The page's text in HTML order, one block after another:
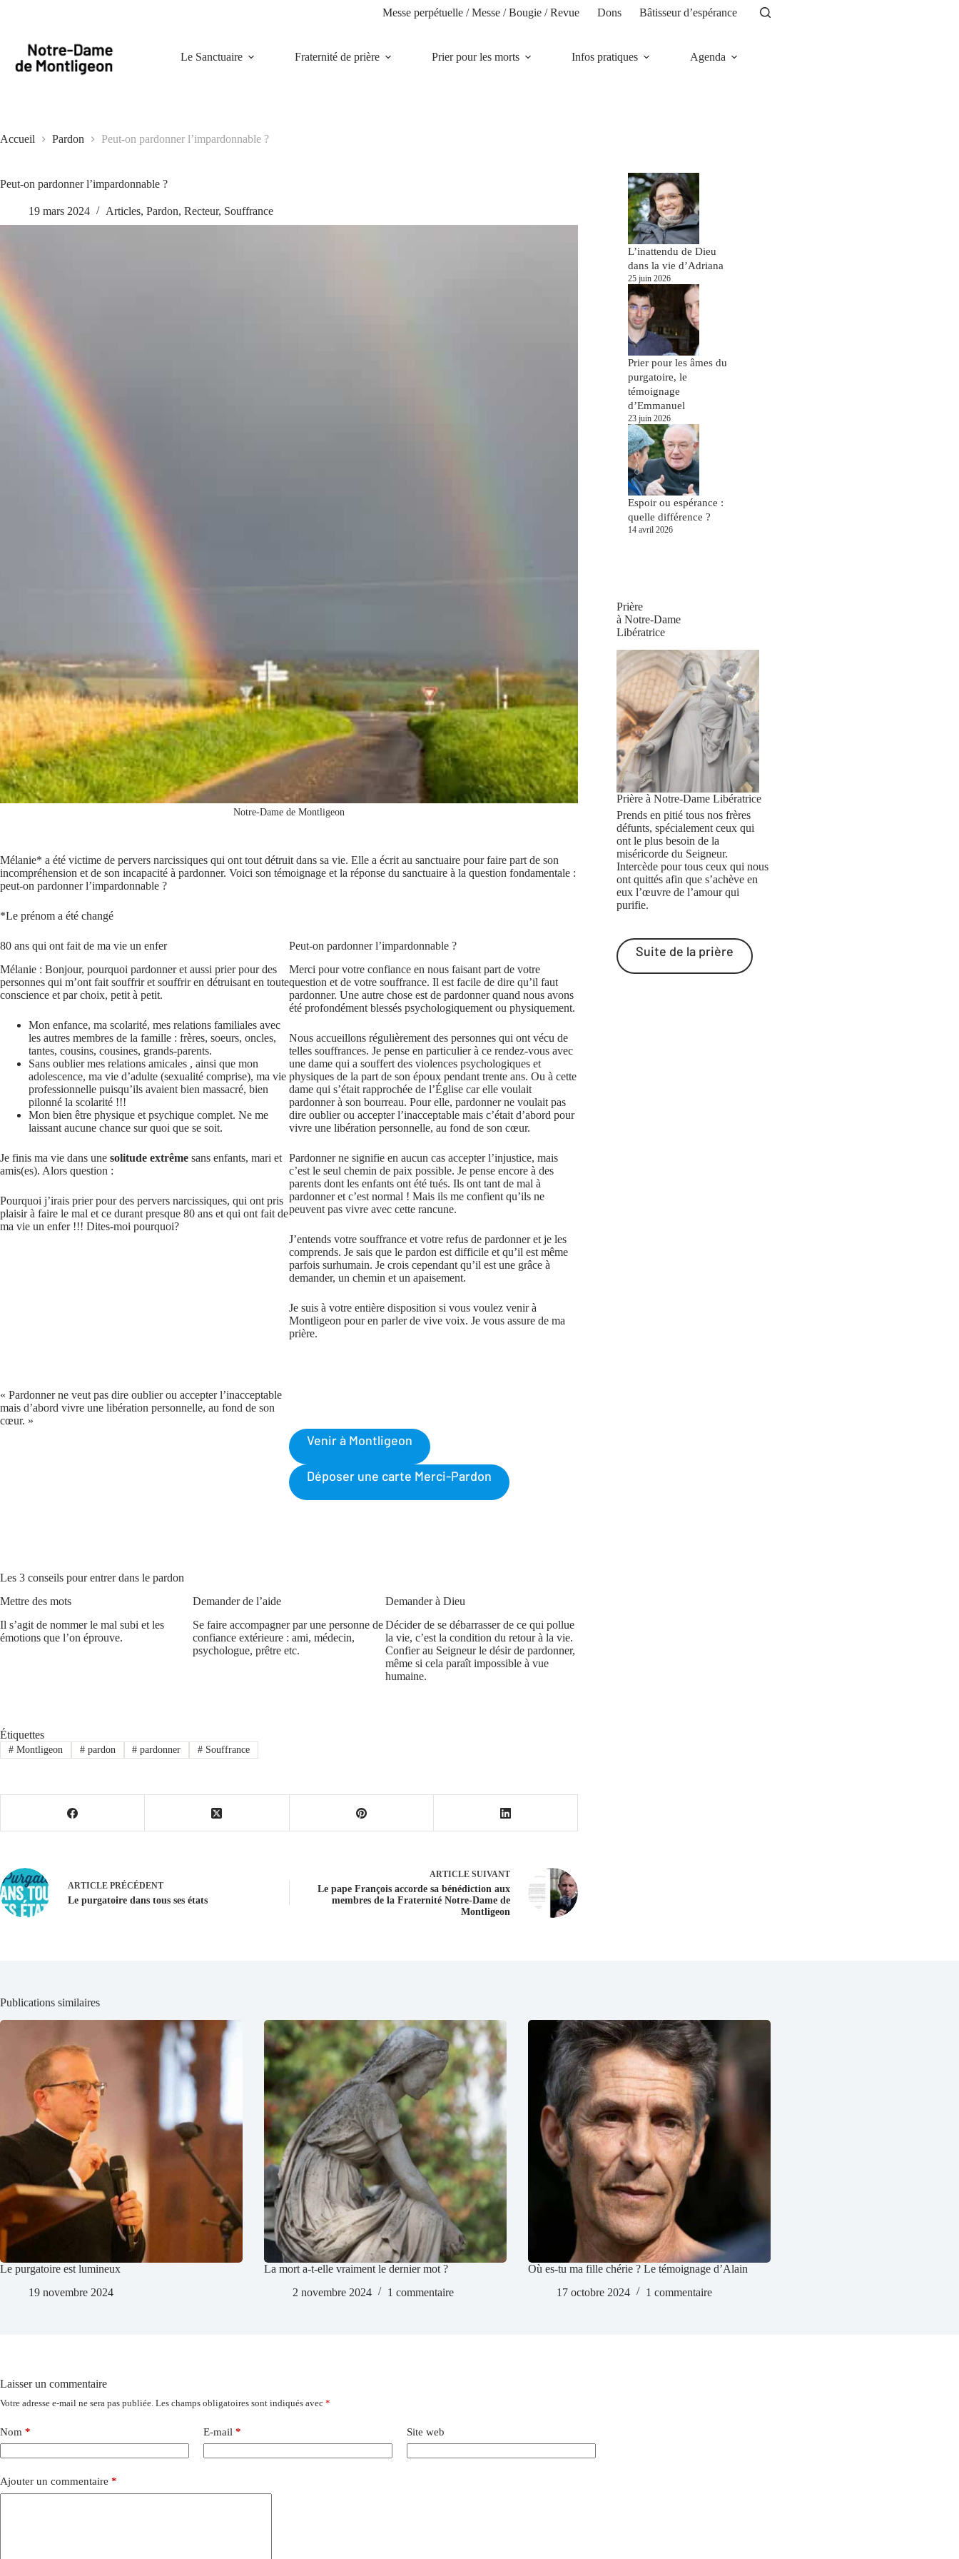
Messe perpétuelle / Messe / Bougie / Revue Dons Bâtisseur d’espérance
Le Sanctuaire Fraternité de prière Prier pour les morts Infos pratiques Agenda
Accueil Pardon Peut-on pardonner l’impardonnable ?
Peut-on pardonner l’impardonnable ?
19 mars 2024 Articles, Pardon, Recteur, Souffrance
Notre-Dame de Montligeon
Mélanie* a été victime de pervers narcissiques qui ont tout détruit dans sa vie. Elle a écrit au sanctuaire pour faire part de son
incompréhension et de son incapacité à pardonner. Voici son témoignage et la réponse du sanctuaire à la question fondamentale :
peut-on pardonner l’impardonnable ?
*Le prénom a été changé
80 ans qui ont fait de ma vie un enfer
Mélanie : Bonjour, pourquoi pardonner et aussi prier pour des
personnes qui m’ont fait souffrir et souffrir en détruisant en toute
conscience et par choix, petit à petit.
Mon enfance, ma scolarité, mes relations familiales avec
les autres membres de la famille : frères, soeurs, oncles,
tantes, cousins, cousines, grands-parents.
Sans oublier mes relations amicales , ainsi que mon
adolescence, ma vie d’adulte (sexualité comprise), ma vie
professionnelle puisqu’ils avaient bien massacré, bien
pilonné la scolarité !!!
Mon bien être physique et psychique complet. Ne me
laissant aucune chance sur quoi que se soit.
Je finis ma vie dans une solitude extrême sans enfants, mari et
amis(es). Alors question :
Pourquoi j’irais prier pour des pervers narcissiques, qui ont pris
plaisir à faire le mal et ce durant presque 80 ans et qui ont fait de
ma vie un enfer !!! Dites-moi pourquoi?
« Pardonner ne veut pas dire oublier ou accepter l’inacceptable
mais d’abord vivre une libération personnelle, au fond de son
cœur. »
Peut-on pardonner l’impardonnable ?
Merci pour votre confiance en nous faisant part de votre
question et de votre souffrance. Il est facile de dire qu’il faut
pardonner. Une autre chose est de pardonner quand nous avons
été profondément blessés psychologiquement ou physiquement.
Nous accueillons régulièrement des personnes qui ont vécu de
telles souffrances. Je pense en particulier à ce rendez-vous avec
une dame qui a souffert des violences psychologiques et
physiques de la part de son époux pendant trente ans. Ou à cette
dame qui s’était rapprochée de l’Église car elle voulait
pardonner à son bourreau. Pour elle, pardonner ne voulait pas
dire oublier ou accepter l’inacceptable mais c’était d’abord pour
vivre une libération personnelle, au fond de son cœur.
Pardonner ne signifie en aucun cas accepter l’injustice, mais
c’est le seul chemin de paix possible. Je pense encore à des
parents dont les enfants ont été tués. Ils ont tant de mal à
pardonner et c’est normal ! Mais ils me confient qu’ils ne
peuvent pas vivre avec cette rancune.
J’entends votre souffrance et votre refus de pardonner et je les
comprends. Je sais que le pardon est difficile et qu’il est même
parfois surhumain. Je crois cependant qu’il est une grâce à
demander, un chemin et un apaisement.
Je suis à votre entière disposition si vous voulez venir à
Montligeon pour en parler de vive voix. Je vous assure de ma
prière.
Venir à Montligeon
Déposer une carte Merci-Pardon
Les 3 conseils pour entrer dans le pardon
Mettre des mots
Il s’agit de nommer le mal subi et les
émotions que l’on éprouve.
Demander de l’aide
Se faire accompagner par une personne de
confiance extérieure : ami, médecin,
psychologue, prêtre etc.
Demander à Dieu
Décider de se débarrasser de ce qui pollue
la vie, c’est la condition du retour à la vie.
Confier au Seigneur le désir de pardonner,
même si cela paraît impossible à vue
humaine.
Étiquettes
#Montligeon #pardon # pardonner # Souffrance
ARTICLE PRÉCÉDENT
Le purgatoire dans tous ses états
ARTICLESUIVANT
Le pape François accorde sa bénédiction aux
membres de la Fraternité Notre-Dame de
Montligeon
L’inattendu de Dieu
dans la vie d’Adriana
25 juin 2026
Prier pour les âmes du
purgatoire, le
témoignage
d’Emmanuel
23 juin 2026
Espoir ou espérance :
quelle différence ?
14 avril 2026
Prière
à Notre-Dame
Libératrice
Prière à Notre-Dame Libératrice
Prends en pitié tous nos frères
défunts, spécialement ceux qui
ont le plus besoin de la
miséricorde du Seigneur.
Intercède pour tous ceux qui nous
ont quittés afin que s’achève en
eux l’œuvre de l’amour qui
purifie.
Suite de la prière
Publications similaires
Le purgatoire est lumineux
19 novembre 2024
La mort a-t-elle vraiment le dernier mot ?
2 novembre 2024
1 commentaire
Où es-tu ma fille chérie ? Le témoignage d’Alain
17 octobre 2024
1 commentaire
Laisser un commentaire
Votre adresse e-mail ne sera pas publiée. Les champs obligatoires sont indiqués avec *
Nom * E-mail * Site web
Ajouter un commentaire *